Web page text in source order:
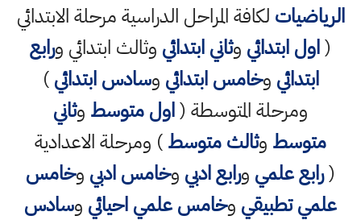
الرياضيات لكافة المراحل الدراسية مرحلة الابتدائي
(اول ابتدائي وثاني ابتدائي وثالث ابتدائي ورابع
ابتدائي وخامس ابتدائي وسادس ابتدائي)
ومرحلة المتوسطة (اول متوسط وثاني
متوسط وثالث متوسط) ومرحلة الاعدادية
(رابع علمي ورابع ادبي وخامس ادبي وخامس
علمي تطبيقي وخامس علمي احيائي وسادس